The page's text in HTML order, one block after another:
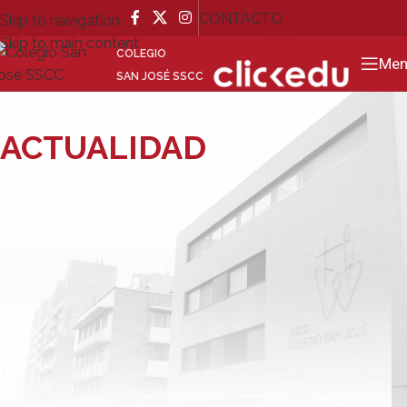
Skip to navigation
Skip to main content
CONTACTO
COLEGIO
SAN JOSÉ SSCC
ACTUALIDAD